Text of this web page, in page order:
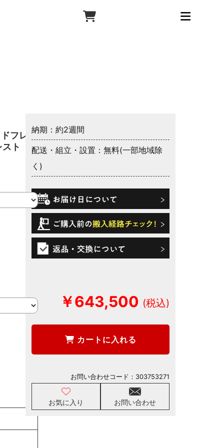
フレー
ト
納期：約2週間
配送・組立・設置：無料(一部地域除
く)
￥643,500
カートに入れる
お気に入り お問い合わせ
お問い合わせコード： 303753271